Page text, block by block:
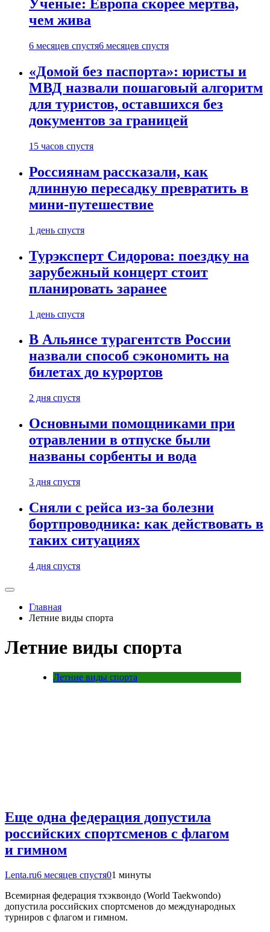
Ученые: Европа скорее мертва,
чем жива
6 месяцев спустя6 месяцев спустя
«Домой без паспорта»: юристы и
МВД назвали пошаговый алгоритм
для туристов, оставшихся без
документов за границей
15 часов спустя
Россиянам рассказали, как
длинную пересадку превратить в
мини-путешествие
1 день спустя
Турэксперт Сидорова: поездку на
зарубежный концерт стоит
планировать заранее
1 день спустя
В Альянсе турагентств России
назвали способ сэкономить на
билетах до курортов
2 дня спустя
Основными помощниками при
отравлении в отпуске были
названы сорбенты и вода
3 дня спустя
Сняли с рейса из-за болезни
бортпроводника: как действовать в
таких ситуациях
4 дня спустя
Главная
Летние виды спорта
Летние виды спорта
Летние виды спорта
Еще одна федерация допустила
российских спортсменов с флагом
и гимном
Lenta.ru6 месяцев спустя01 минуты
Всемирная федерация тхэквондо (World Taekwondo)
допустила российских спортсменов до международных
турниров с флагом и гимном.